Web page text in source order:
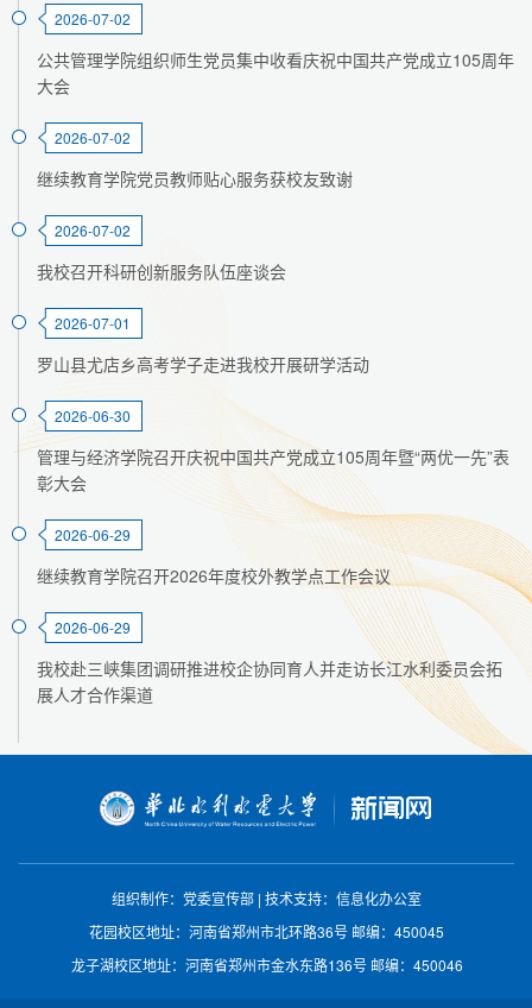
2026-07-02
公共管理学院组织师生党员集中收看庆祝中国共产党成立105周年
大会
2026-07-02
继续教育学院党员教师贴心服务获校友致谢
2026-07-02
我校召开科研创新服务队伍座谈会
2026-07-01
罗山县尤店乡高考学子走进我校开展研学活动
2026-06-30
管理与经济学院召开庆祝中国共产党成立105周年暨“两优一先”表
彰大会
2026-06-29
继续教育学院召开2026年度校外教学点工作会议
2026-06-29
我校赴三峡集团调研推进校企协同育人并走访长江水利委员会拓
展人才合作渠道
组织制作：党委宣传部 | 技术支持：信息化办公室
花园校区地址：河南省郑州市北环路36号 邮编：450045
龙子湖校区地址：河南省郑州市金水东路136号 邮编：450046